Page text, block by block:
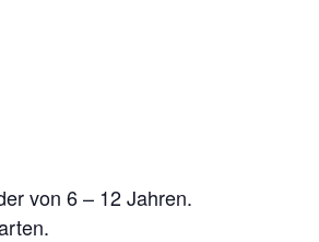
von 6 – 12 Jahren.